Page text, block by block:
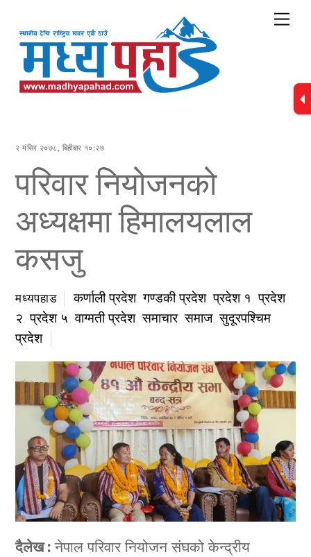
content
२ मंसिर २०७८, बिहीबार १०:२७
परिवार नियोजनको
अध्यक्षमा हिमालयलाल
कसजु
मध्यपहाड कर्णाली प्रदेश,गण्डकी प्रदेश,प्रदेश १ ,प्रदेश
२ ,प्रदेश ५ ,वाग्मती प्रदेश,समाचार,समाज,सुदूरपश्चिम
प्रदेश
दैलेख : नेपाल परिवार नियोजन संघको केन्द्रीय